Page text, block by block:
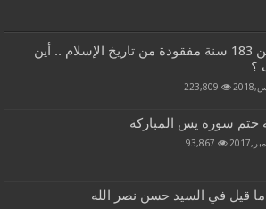
اكثر من 183 سنة مفقودة من تاريخ الإسلام .. أين
؟
223,809
ختم سورة يس المباركة
93,867
قيل في السيد حسن نصر الله